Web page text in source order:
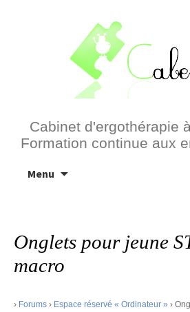
Cabinet d'ergothérapie
Formation continue aux
Menu
au
Onglets pour jeune
macro
› Forums › Espace réservé « Ordinateur » ›